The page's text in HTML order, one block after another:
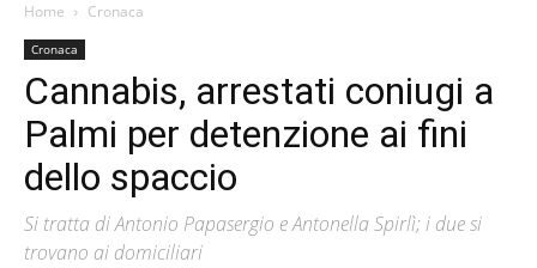
Home Cronaca
Cronaca
Cannabis, arrestati coniugi a
Palmi per detenzione ai fini
dello spaccio
Si tratta di Antonio Papasergio e Antonella Spirlì; i due si
trovano ai domiciliari